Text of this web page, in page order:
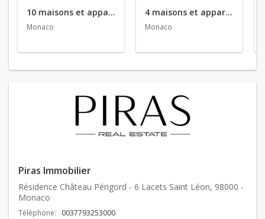
10 maisons et appartements en vente
Monaco
4 maisons et appartements en location
Monaco
Piras Immobilier
Résidence Château Périgord - 6 Lacets Saint Léon, 98000 -
Monaco
Téléphone: 0037793253000